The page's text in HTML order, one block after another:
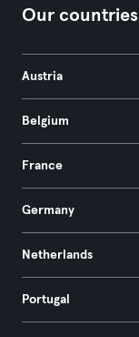
Our countries
Austria
Belgium
France
Germany
Netherlands
Portugal